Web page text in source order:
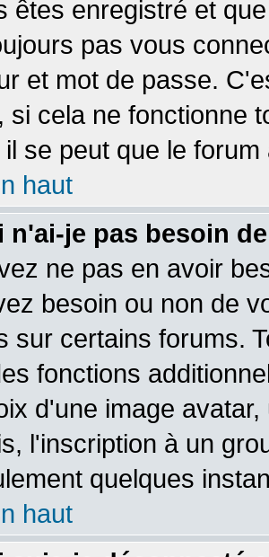
êtes enregistré et
pas vous
et mot de passe.
si cela ne fonctionne
se peut que le
haut
n'ai-je pas besoin
ne pas en avoir
besoin ou non de
sur certains forums.
fonctions
d'une image
l'inscription à un
quelques
haut